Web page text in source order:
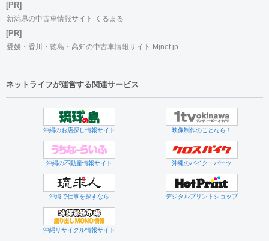
[PR]
新潟県の中古車情報サイト くるまる
[PR]
愛媛・香川・徳島・高知の中古車情報サイト Mjnet.jp
ネットライフが運営する関連サービス
沖縄のお店探し情報サイト 映像制作のことなら！
沖縄の不動産情報サイト 沖縄のバイク・パーツ
沖縄で仕事を探すなら デジタルプリントショップ
沖縄リサイクル情報サイト